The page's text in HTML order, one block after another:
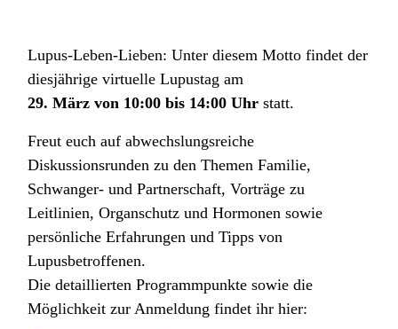
Lupus-Leben-Lieben: Unter diesem Motto findet der
diesjährige virtuelle Lupustag am
29. März von 10:00 bis 14:00 Uhr statt.
Freut euch auf abwechslungsreiche
Diskussionsrunden zu den Themen Familie,
Schwanger- und Partnerschaft, Vorträge zu
Leitlinien, Organschutz und Hormonen sowie
persönliche Erfahrungen und Tipps von
Lupusbetroffenen.
Die detaillierten Programmpunkte sowie die
Möglichkeit zur Anmeldung findet ihr hier: